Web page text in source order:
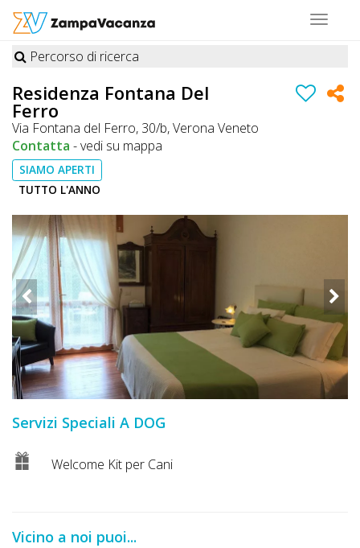
Toggle
STRUTTURE
A
DOG
A
DOG
OFFERTE
A
DOG
Percorso di ricerca
Residenza Fontana Del
Ferro
Via Fontana del Ferro, 30/b, Verona Veneto
Contatta -vedi su mappa
SIAMO APERTI
TUTTO L'ANNO
Servizi Speciali A DOG
Welcome Kit per Cani
Vicino a noi puoi...